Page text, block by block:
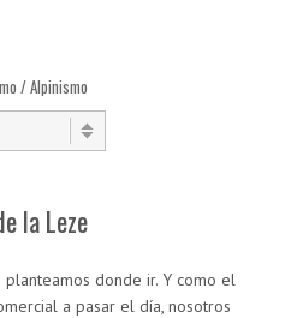
/ Alpinismo
la Leze
donde ir. Y como el
a pasar el día, nosotros